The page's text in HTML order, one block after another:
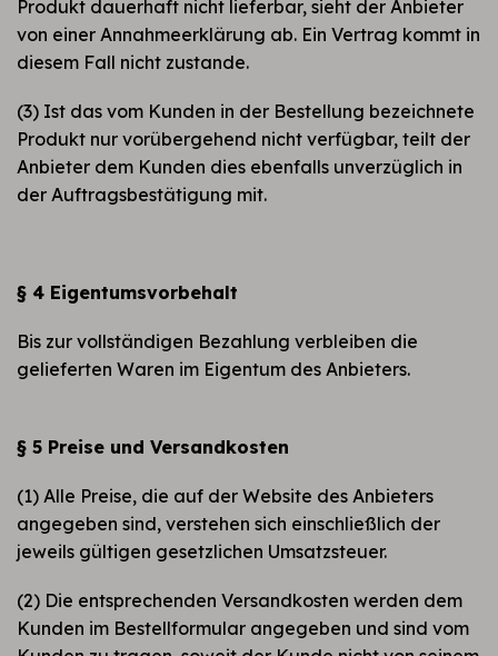
Produkt dauerhaft nicht lieferbar, sieht der Anbieter
von einer Annahmeerklärung ab. Ein Vertrag kommt in
diesem Fall nicht zustande.
(3) Ist das vom Kunden in der Bestellung bezeichnete
Produkt nur vorübergehend nicht verfügbar, teilt der
Anbieter dem Kunden dies ebenfalls unverzüglich in
der Auftragsbestätigung mit.
§ 4 Eigentumsvorbehalt
Bis zur vollständigen Bezahlung verbleiben die
gelieferten Waren im Eigentum des Anbieters.
§ 5 Preise und Versandkosten
(1) Alle Preise, die auf der Website des Anbieters
angegeben sind, verstehen sich einschließlich der
jeweils gültigen gesetzlichen Umsatzsteuer.
(2) Die entsprechenden Versandkosten werden dem
Kunden im Bestellformular angegeben und sind vom